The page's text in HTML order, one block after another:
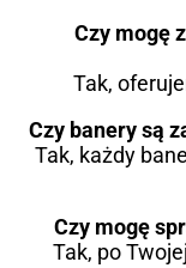
Czy mogę
Tak,
Czy banery są
Tak, każdy
Czy mogę
Tak, po